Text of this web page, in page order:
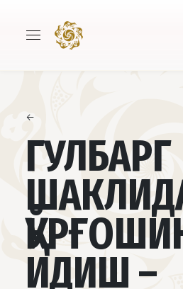
Муаллифлар
Лойиҳалар
←
ГУЛБАРГ
ИДИШ –